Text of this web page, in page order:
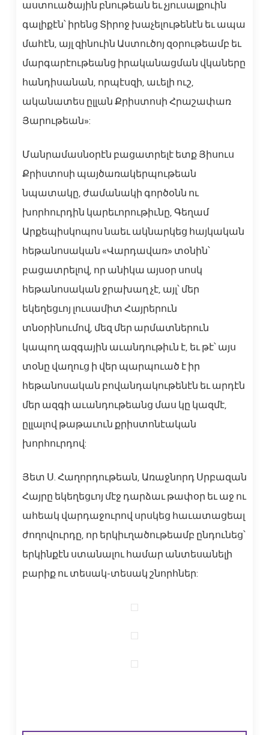
աստուածային բնութեան եւ չյուսալքուին
գալիքէն՝ իրենց Տիրոջ խաչելութենէն եւ ապա
մահէն, այլ զինուին Աստուծոյ զօրութեամբ եւ
մարգարէութեանց իրականացման վկաները
հանդիսանան, որպէսզի, աւելի ուշ,
ականատես ըլլան Քրիստոսի Հրաշափառ
Յարութեան»:
Մանրամասնօրէն բացատրելէ ետք Յիսուս
Քրիստոսի պայծառակերպութեան
նպատակը, ժամանակի գործօնն ու
խորհուրդին կարեւորութիւնը, Գեղամ
Արքեպիսկոպոս նաեւ ակնարկեց հայկական
հեթանոսական «Վարդավառ» տօնին՝
բացատրելով, որ անիկա այսօր սոսկ
հեթանոսական ջրախաղ չէ, այլ՝ մեր
եկեղեցւոյ լուսամիտ Հայրերուն
տնօրինումով, մեզ մեր արմատներուն
կապող ազգային աւանդութիւն է, եւ թէ՝ այս
տօնը վաղուց ի վեր պարպուած է իր
հեթանոսական բովանդակութենէն եւ արդէն
մեր ազգի աւանդութեանց մաս կը կազմէ,
ըլլալով թաթաւուն քրիստոնէական
խորհուրդով:
Յետ Ս. Հաղորդութեան, Առաջնորդ Սրբազան
Հայրը եկեղեցւոյ մէջ դարձաւ թափօր եւ աջ ու
ահեակ վարդաջուրով սրսկեց հաւատացեալ
ժողովուրդը, որ երկիւղածութեամբ ընդունեց՝
երկինքէն ստանալու համար անտեսանելի
բարիք ու տեսակ-տեսակ շնորհներ: